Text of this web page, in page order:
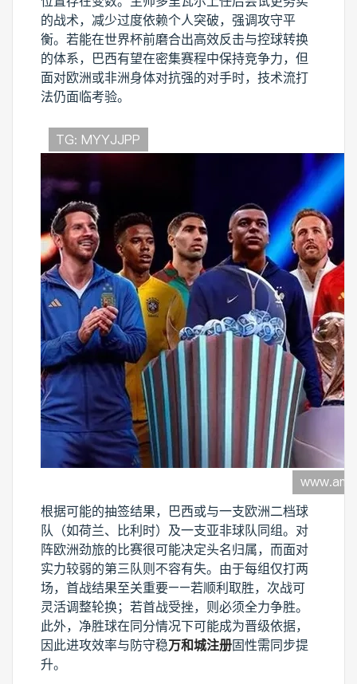
的战术，减少过度依赖个人突破，强调攻守平
衡。若能在世界杯前磨合出高效反击与控球转换
的体系，巴西有望在密集赛程中保持竞争力，但
面对欧洲或非洲身体对抗强的对手时，技术流打
法仍面临考验。
根据可能的抽签结果，巴西或与一支欧洲二档球
队（如荷兰、比利时）及一支亚非球队同组。对
阵欧洲劲旅的比赛很可能决定头名归属，而面对
实力较弱的第三队则不容有失。由于每组仅打两
场，首战结果至关重要——若顺利取胜，次战可
灵活调整轮换；若首战受挫，则必须全力争胜。
此外，净胜球在同分情况下可能成为晋级依据，
因此进攻效率与防守稳万和城注册固性需同步提
升。